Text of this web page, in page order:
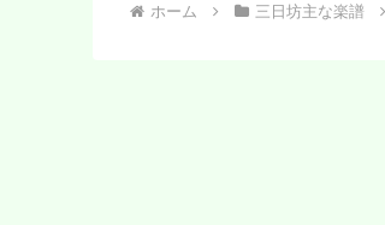
ホーム 三日坊主な楽譜